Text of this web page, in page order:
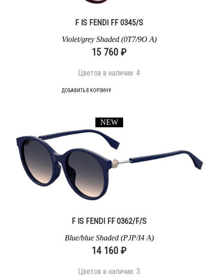
F IS FENDI FF 0345/S
Violet/grey Shaded (0T7/9O A)
15 760 ₽
Цветов в наличии: 4
ДОБАВИТЬ В КОРЗИНУ
F IS FENDI FF 0362/F/S
Blue/blue Shaded (PJP/I4 A)
14 160 ₽
Цветов в наличии: 3
NEW